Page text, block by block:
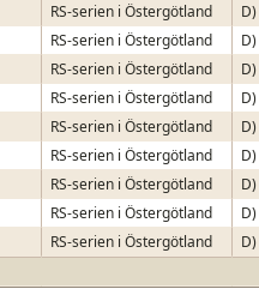
RS-serien i Östergötland
RS-serien i Östergötland
RS-serien i Östergötland
RS-serien i Östergötland
RS-serien i Östergötland
RS-serien i Östergötland
RS-serien i Östergötland
RS-serien i Östergötland
RS-serien i Östergötland